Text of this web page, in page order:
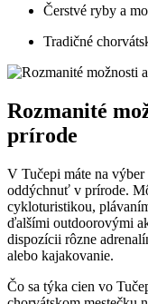
Čerstvé ryby a
Tradičné
Rozmanité
prírode
V Tučepi máte na
oddýchnuť v prírode.
cykloturistikou,
ďalšími outdoorovými
dispozícii rôzne
alebo kajakovanie.
Čo sa týka cien vo